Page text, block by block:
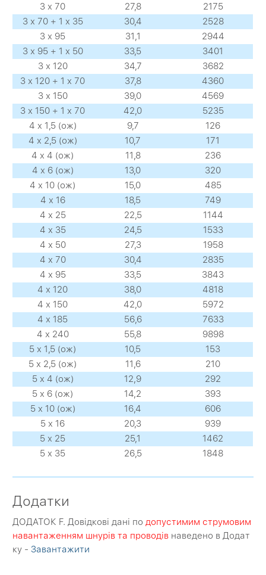
3 х 70
27,8
2175
3 х 70 + 1 х 35
30,4
2528
3 х 95
31,1
2944
3 х 95 + 1 х 50
33,5
3401
3 х 120
34,7
3682
3 х 120 + 1 х 70
37,8
4360
3 х 150
39,0
4569
3 х 150 + 1 х 70
42,0
5235
4 х 1,5 (ож)
9,7
126
4 х 2,5 (ож)
10,7
171
4 х 4 (ож)
11,8
236
4 х 6 (ож)
13,0
320
4 х 10 (ож)
15,0
485
4 х 16
18,5
749
4 х 25
22,5
1144
4 х 35
24,5
1533
4 х 50
27,3
1958
4 х 70
30,4
2835
4 х 95
33,5
3843
4 х 120
38,0
4818
4 х 150
42,0
5972
4 х 185
56,6
7633
4 х 240
55,8
9898
5 х 1,5 (ож)
10,5
153
5 х 2,5 (ож)
11,6
210
5 х 4 (ож)
12,9
292
5 х 6 (ож)
14,2
393
5 х 10 (ож)
16,4
606
5 х 16
20,3
939
5 х 25
25,1
1462
5 х 35
26,5 1848
Додатки
ДОДАТОК F. Довідкові дані подопустимим струмовим
навантаженням шнурів та проводів наведено в Додат
ку -Завантажити